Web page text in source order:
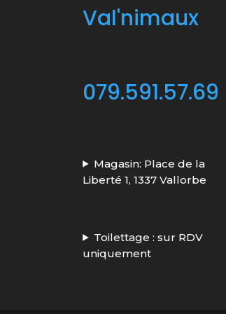
Val'nimaux
079.591.57.69
Magasin: Place de la
Liberté 1, 1337 Vallorbe
Toilettage : sur RDV
uniquement